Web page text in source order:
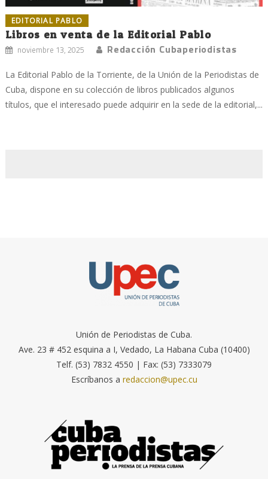
EDITORIAL PABLO
Libros en venta de la Editorial Pablo
noviembre 13, 2025 Redacción Cubaperiodistas
La Editorial Pablo de la Torriente, de la Unión de la Periodistas de
Cuba, dispone en su colección de libros publicados algunos
títulos, que el interesado puede adquirir en la sede de la editorial,...
Unión de Periodistas de Cuba.
Ave. 23 # 452 esquina a I, Vedado, La Habana Cuba (10400)
Telf. (53) 7832 4550 | Fax: (53) 7333079
Escríbanos a redaccion@upec.cu